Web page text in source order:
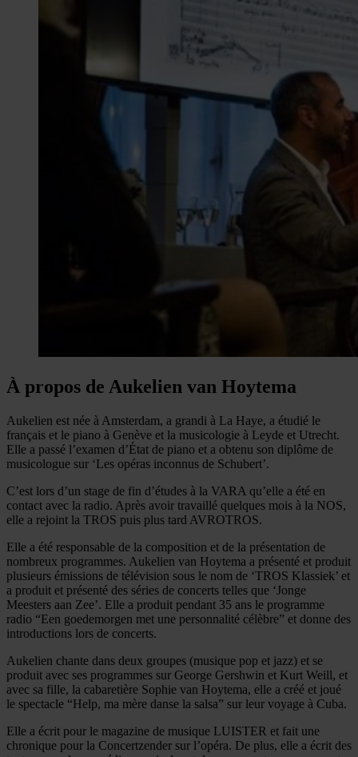
À propos de Aukelien van Hoytema
Aukelien est née à Amsterdam, a grandi à La Haye, a étudié le
français et le piano à Genève et la musicologie à Leyde et Utrecht.
Elle a passé l’examen d’État de piano et a obtenu son diplôme de
musicologue sur ‘Les opéras inconnus de Schubert’.
C’est lors d’un stage de fin d’études à la VARA qu’elle a été en
contact avec la radio. Après avoir travaillé quelques mois à la NOS,
elle a rejoint la TROS puis plus tard AVROTROS.
Elle a été responsable de la composition et de la présentation de
nombreux programmes. Aukelien van Hoytema a présenté et produit
plusieurs émissions de télévision sous le nom de ‘TROS Klassiek’ et
a produit et présenté des séries de concerts telles que ‘Jonge
Meesters aan Zee’. Elle a produit pendant 35 ans le programme
radio “Een goedemorgen met une personnalité célèbre” et donne des
introductions lors de concerts.
Aukelien chante dans deux groupes (musique pop et jazz) et se
produit avec ses programmes sur George Gershwin et Kurt Weill, et
avec sa fille, la cabaretière Sophie van Hoytema, elle a créé et joué
le spectacle “Help, ma mère danse la salsa” sur leur voyage à Cuba.
Elle a écrit pour le magazine de musique LUISTER et fait une
chronique pour la Concertzender sur l’opéra. De plus, elle a écrit des